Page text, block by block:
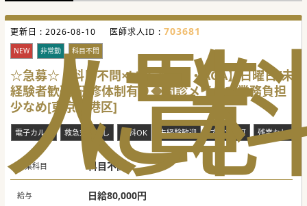
人
に
覧
更新日 : 2026-08-10 医師求人ID : 703681
NEW 非常勤 科目不問
☆急募☆【科目不問×いびき治療・AGA】日曜日/未
経験者歓迎/研修体制有り◆問診メインで業務負担
少なめ[東京都港区]
電子カルテ 救急対応なし 転科OK 未経験歓迎 ブランク可 残業なし
募集科目 科目不問
給与 日給80,000円